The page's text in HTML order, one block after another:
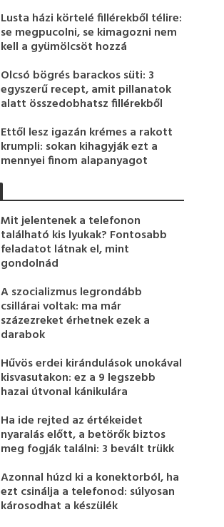
Lusta házi körtelé fillérekből télire:
se megpucolni, se kimagozni nem
kell a gyümölcsöt hozzá
Olcsó bögrés barackos süti: 3
egyszerű recept, amit pillanatok
alatt összedobhatsz fillérekből
Ettől lesz igazán krémes a rakott
krumpli: sokan kihagyják ezt a
mennyei finom alapanyagot
Mit jelentenek a telefonon
található kis lyukak? Fontosabb
feladatot látnak el, mint
gondolnád
A szocializmus legrondább
csillárai voltak: ma már
százezreket érhetnek ezek a
darabok
Hűvös erdei kirándulások unokával
kisvasutakon: ez a 9 legszebb
hazai útvonal kánikulára
Ha ide rejted az értékeidet
nyaralás előtt, a betörők biztos
meg fogják találni: 3 bevált trükk
Azonnal húzd ki a konektorból, ha
ezt csinálja a telefonod: súlyosan
károsodhat a készülék